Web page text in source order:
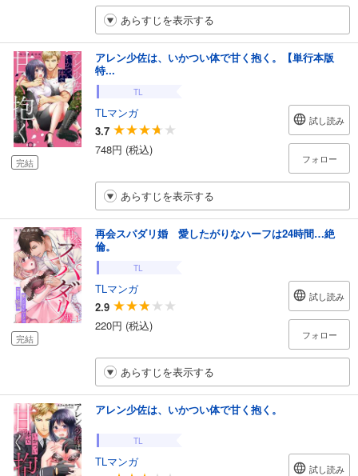
あらすじを表示する
完結
アレン少佐は、いかつい体で甘く抱く。【単行本版
特...
TL
TLマンガ
3.7
748円 (税込)
試し読み
フォロー
あらすじを表示する
完結
再会スパダリ婚 愛したがりなハーフは24時間…絶
倫。
TL
TLマンガ
2.9
220円 (税込)
試し読み
フォロー
あらすじを表示する
アレン少佐は、いかつい体で甘く抱く。
TL
TLマンガ
試し読み